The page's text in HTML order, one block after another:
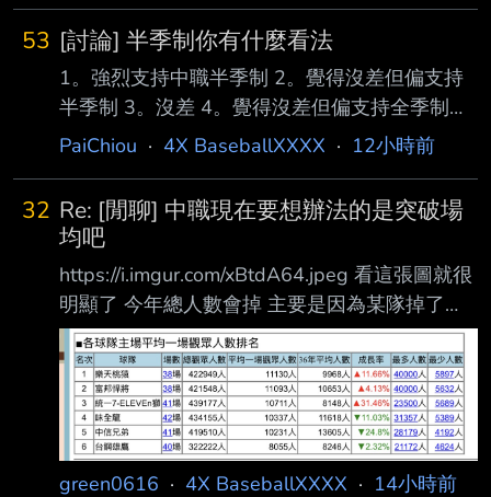
53 [討論] 半季制你有什麼看法
1。強烈支持中職半季制 2。覺得沒差但偏支持
半季制 3。沒差 4。覺得沒差但偏支持全季制
5。強烈支持中職全季制 我是4 你呢 --
PaiChiou · 4X BaseballXXXX · 12小時前
32 Re: [閒聊] 中職現在要想辦法的是突破場
均吧
https://i.imgur.com/xBtdA64.jpeg 看這張圖就很
明顯了 今年總人數會掉 主要是因為某隊掉了
24.8%入場啊 等於少了四分之一觀眾 其他五隊
要補很困難啊 --
green0616 · 4X BaseballXXXX · 14小時前